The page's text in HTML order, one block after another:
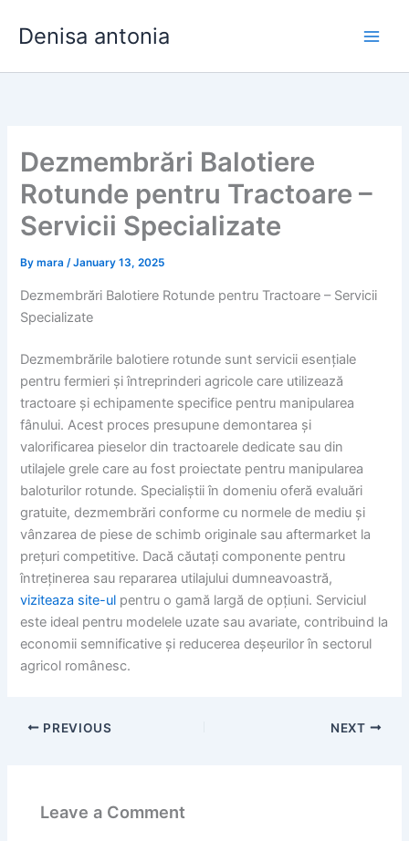
Denisa antonia
Dezmembrări Balotiere
Rotunde pentru Tractoare –
Servicii Specializate
Bymara/January 13, 2025
Dezmembrări Balotiere Rotunde pentru Tractoare – Servicii
Specializate
Dezmembrările balotiere rotunde sunt servicii esențiale
pentru fermieri și întreprinderi agricole care utilizează
tractoare și echipamente specifice pentru manipularea
fânului. Acest proces presupune demontarea și
valorificarea pieselor din tractoarele dedicate sau din
utilajele grele care au fost proiectate pentru manipularea
baloturilor rotunde. Specialiștii în domeniu oferă evaluări
gratuite, dezmembrări conforme cu normele de mediu și
vânzarea de piese de schimb originale sau aftermarket la
prețuri competitive. Dacă căutați componente pentru
întreținerea sau repararea utilajului dumneavoastră,
viziteaza site-ul pentru o gamă largă de opțiuni. Serviciul
este ideal pentru modelele uzate sau avariate, contribuind la
economii semnificative și reducerea deșeurilor în sectorul
agricol românesc.
PREVIOUS NEXT
Leave a Comment